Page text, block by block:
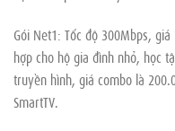
Gói Net1: Tốc độ 300Mbps,
hợp cho hộ gia đình nhỏ, học
truyền hình, giá combo là
SmartTV.